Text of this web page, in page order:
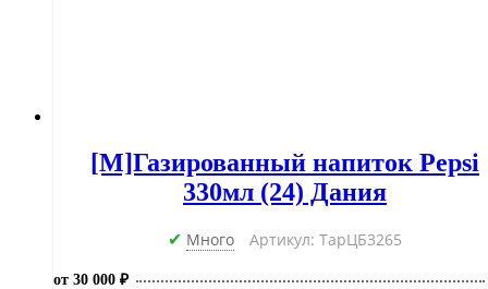
[M]Газированный напиток Pepsi
330мл (24) Дания
✔ Много Артикул: ТарЦБ3265
от 30 000 ₽